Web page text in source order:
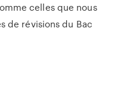
celles que nous
de révisions du Bac